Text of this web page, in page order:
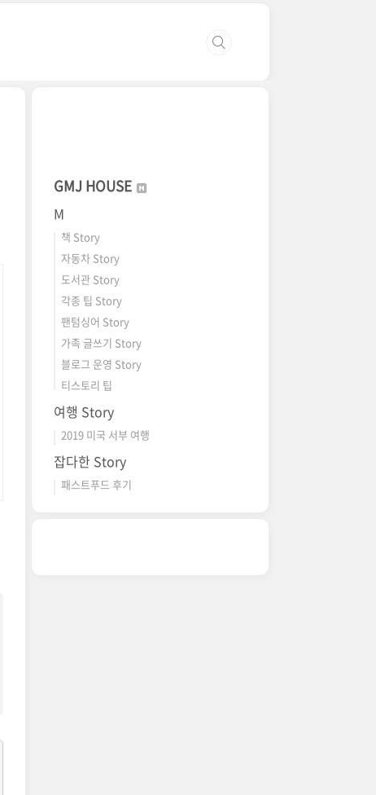
GMJ HOUSE
M
책 Story
자동차 Story
도서관 Story
각종 팁 Story
팬텀싱어 Story
가족 글쓰기 Story
블로그 운영 Story
티스토리 팁
여행 Story
2019 미국 서부 여행
잡다한 Story
패스트푸드 후기